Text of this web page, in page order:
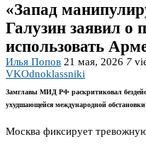
«Запад
Галузин заявил о
использовать
Илья Попов 21 мая, 2026 7
VKOdnoklassniki
Замглавы МИД РФ раскритиковал
ухудшающейся международной обстановки
Москва фиксирует